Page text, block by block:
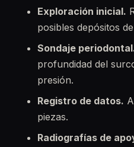
Exploración inicial.
posibles depósitos
Sondaje
profundidad del
presión.
Registro de datos.
piezas.
Radiografías de